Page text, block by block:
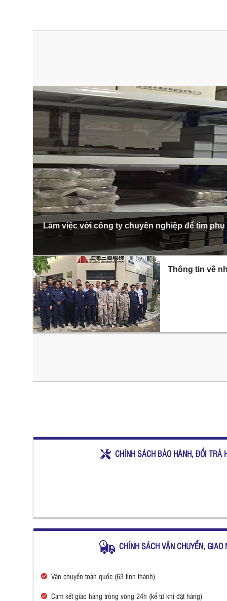
Làm việc với công ty chuyên nghiệp để tìm
Thông tin về
CHÍNH SÁCH BẢO HÀNH, ĐỔI TRẢ
CHÍNH SÁCH VẬN CHUYỂN, GIAO
Vận chuyển toàn quốc (63 tỉnh thành)
Cam kết giao hàng tròng vòng 24h (kể từ khi đặt hàng)